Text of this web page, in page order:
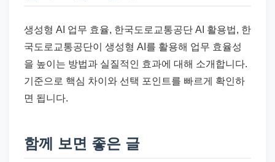
생성형 AI 업무 효율, 한국도로교통공단 AI 활용법, 한
국도로교통공단이 생성형 AI를 활용해 업무 효율성
을 높이는 방법과 실질적인 효과에 대해 소개합니다.
기준으로 핵심 차이와 선택 포인트를 빠르게 확인하
면 됩니다.
함께 보면 좋은 글